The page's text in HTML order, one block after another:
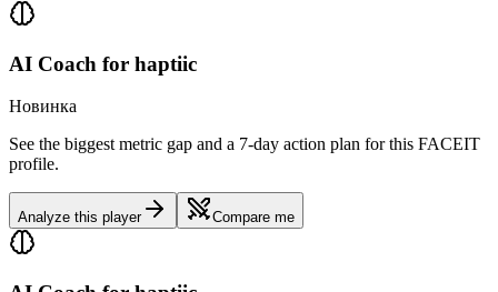
AI Coach for haptiic
Новинка
See the biggest metric gap and a 7-day action plan for this FACEIT
profile.
Analyze this player Compare me